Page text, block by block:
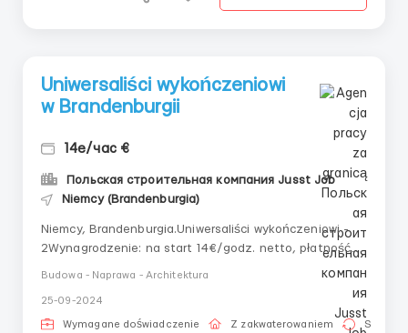
Uniwersaliści wykończeniowi
w Brandenburgii
14е/час €
Польская строительная компания Jusst Job
Niemcy (Brandenburgia)
Niemcy, Brandenburgia.Uniwersaliści wykończeniowi -
2Wynagrodzenie: na start 14€/godz. netto, płatność
raz w miesiącu na konto, zaliczki do 600€Grafik pracy:
zapewnione, 300€ miesięcznie. Mieszkanie, po 2-3
osoby w pokoju.Transport: zapewnion...
Budowa - Naprawa - Architektura
25-09-2024
Wymagane doświadczenie Z zakwaterowaniem Stała